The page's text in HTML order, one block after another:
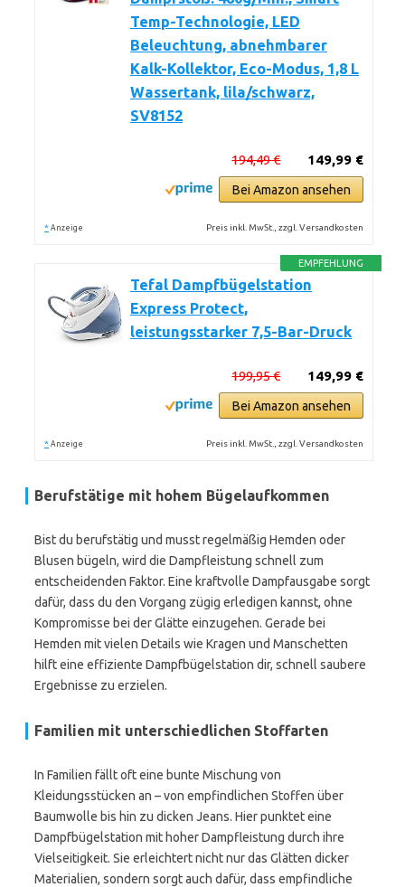
Temp-Technologie, LED
Beleuchtung, abnehmbarer
Kalk-Kollektor, Eco-Modus, 1,8 L
Wassertank, lila/schwarz,
SV8152
149,99 €
194,49 €
Bei Amazon ansehen
* Anzeige Preis inkl. MwSt., zzgl. Versandkosten
EMPFEHLUNG
Tefal Dampfbügelstation
Express Protect,
leistungsstarker 7,5-Bar-Druck
149,99 €
199,95 €
Bei Amazon ansehen
* Anzeige Preis inkl. MwSt., zzgl. Versandkosten
Berufstätige mit hohem Bügelaufkommen
Bist du berufstätig und musst regelmäßig Hemden oder
Blusen bügeln, wird die Dampfleistung schnell zum
entscheidenden Faktor. Eine kraftvolle Dampfausgabe sorgt
dafür, dass du den Vorgang zügig erledigen kannst, ohne
Kompromisse bei der Glätte einzugehen. Gerade bei
Hemden mit vielen Details wie Kragen und Manschetten
hilft eine effiziente Dampfbügelstation dir, schnell saubere
Ergebnisse zu erzielen.
Familien mit unterschiedlichen Stoffarten
In Familien fällt oft eine bunte Mischung von
Kleidungsstücken an – von empfindlichen Stoffen über
Baumwolle bis hin zu dicken Jeans. Hier punktet eine
Dampfbügelstation mit hoher Dampfleistung durch ihre
Vielseitigkeit. Sie erleichtert nicht nur das Glätten dicker
Materialien, sondern sorgt auch dafür, dass empfindliche